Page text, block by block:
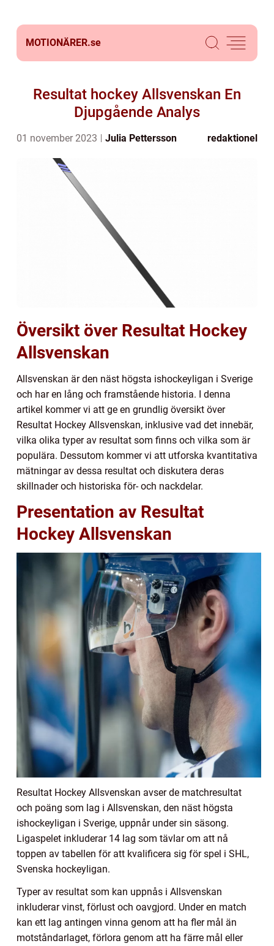
MOTIONÄRER.se
Resultat hockey Allsvenskan En
Djupgående Analys
01 november 2023 Julia Pettersson redaktionel
Översikt över Resultat Hockey
Allsvenskan
Allsvenskan är den näst högsta ishockeyligan i Sverige
och har en lång och framstående historia. I denna
artikel kommer vi att ge en grundlig översikt över
Resultat Hockey Allsvenskan, inklusive vad det innebär,
vilka olika typer av resultat som finns och vilka som är
populära. Dessutom kommer vi att utforska kvantitativa
mätningar av dessa resultat och diskutera deras
skillnader och historiska för- och nackdelar.
Presentation av Resultat
Hockey Allsvenskan
Resultat Hockey Allsvenskan avser de matchresultat
och poäng som lag i Allsvenskan, den näst högsta
ishockeyligan i Sverige, uppnår under sin säsong.
Ligaspelet inkluderar 14 lag som tävlar om att nå
toppen av tabellen för att kvalificera sig för spel i SHL,
Svenska hockeyligan.
Typer av resultat som kan uppnås i Allsvenskan
inkluderar vinst, förlust och oavgjord. Under en match
kan ett lag antingen vinna genom att ha fler mål än
motståndarlaget, förlora genom att ha färre mål eller